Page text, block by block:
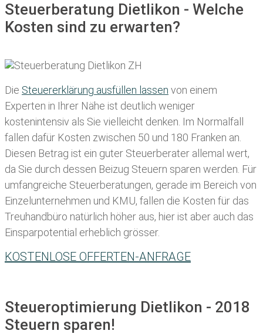
Steuerberatung Dietlikon - Welche
Kosten sind zu erwarten?
Die Steuererklärung ausfüllen lassen von einem
Experten in Ihrer Nähe ist deutlich weniger
kostenintensiv als Sie vielleicht denken. Im Normalfall
fallen dafür Kosten zwischen 50 und 180 Franken an.
Diesen Betrag ist ein guter Steuerberater allemal wert,
da Sie durch dessen Beizug Steuern sparen werden. Für
umfangreiche Steuerberatungen, gerade im Bereich von
Einzelunternehmen und KMU, fallen die Kosten für das
Treuhandbüro natürlich höher aus, hier ist aber auch das
Einsparpotential erheblich grösser.
KOSTENLOSE OFFERTEN-ANFRAGE
Steueroptimierung Dietlikon - 2018
Steuern sparen!